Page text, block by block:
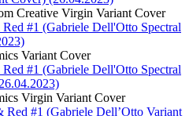
Creative Virgin Variant Cover
Variant Cover
Virgin Variant Cover